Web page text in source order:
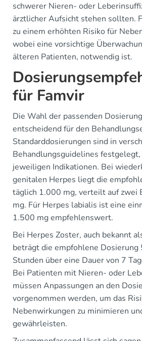
schwerer Nieren- oder
ärztlicher Aufsicht stehen sollten.
zu einem erhöhten Risiko für
wobei eine vorsichtige
älteren Patienten, notwendig ist.
für Famvir
Die Wahl der passenden
entscheidend für den
Standarddosierungen sind in
Behandlungsguidelines festgelegt,
jeweiligen Indikationen. Bei
genitalen Herpes liegt die
täglich 1.000 mg, verteilt auf zwei
mg. Für Herpes labialis ist eine
1.500 mg empfehlenswert.
Bei Herpes Zoster, auch bekannt
beträgt die empfohlene
Stunden über eine Dauer von 7
Bei Patienten mit Nieren- oder
müssen Anpassungen an den
vorgenommen werden, um das
Nebenwirkungen zu minimieren
gewährleisten.